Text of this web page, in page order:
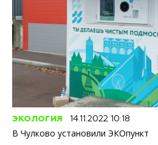
ЭКОЛОГИЯ 14.11.2022 10:18
В Чулково установили ЭКОпункт